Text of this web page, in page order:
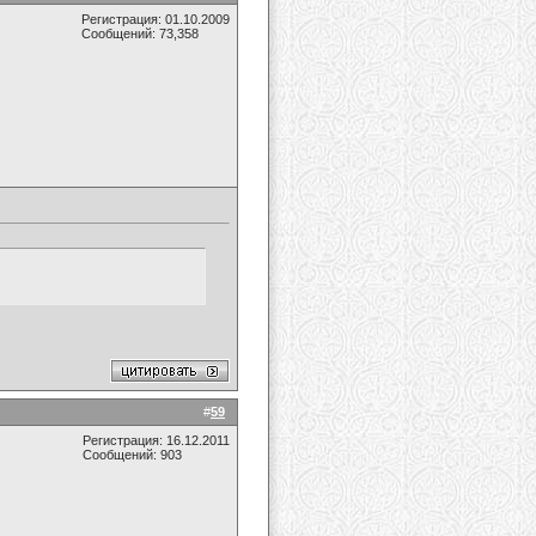
Регистрация: 01.10.2009
Сообщений: 73,358
#59
Регистрация: 16.12.2011
Сообщений: 903